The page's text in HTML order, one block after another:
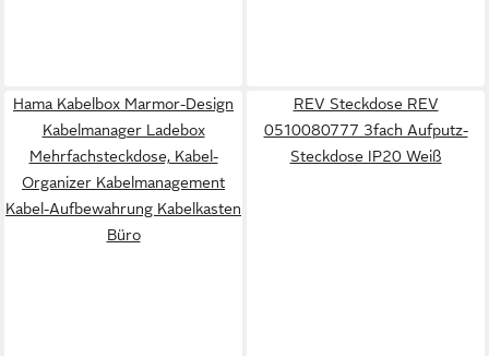
Hama Kabelbox Marmor-Design
Kabelmanager Ladebox
Mehrfachsteckdose, Kabel-
Organizer Kabelmanagement
Kabel-Aufbewahrung Kabelkasten
Büro
REV Steckdose REV
0510080777 3fach Aufputz-
Steckdose IP20 Weiß